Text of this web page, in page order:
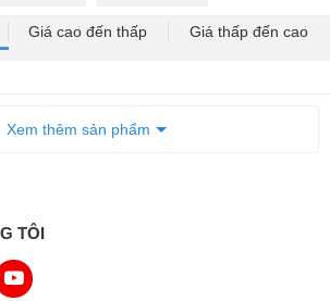
Giá cao đến thấp Giá thấp đến cao
Xem thêm sản phẩm
TÔI